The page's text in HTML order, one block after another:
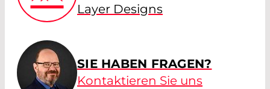
Layer Designs
SIE HABEN FRAGEN?
Kontaktieren Sie uns